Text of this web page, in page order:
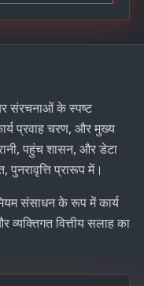
संरचनाओं के स्पष्ट
प्रवाह चरण, और मुख्य
पहुंच शासन, और डेटा
प्रारूप में।
संसाधन के रूप में कार्य
वित्तीय सलाह का